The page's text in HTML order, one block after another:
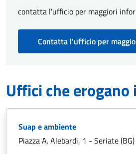
contatta l'ufficio per maggiori
Contatta l'ufficio per
Uffici che
Suap e ambiente
Piazza A. Alebardi, 1 - Seriate (BG)